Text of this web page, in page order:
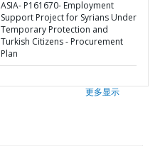
ASIA- P161670- Employment
Support Project for Syrians Under
Temporary Protection and
Turkish Citizens - Procurement
Plan
更多显示